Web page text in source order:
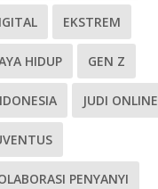
EKSTREM
HIDUP GEN Z
JUDI ONLINE
PENYANYI